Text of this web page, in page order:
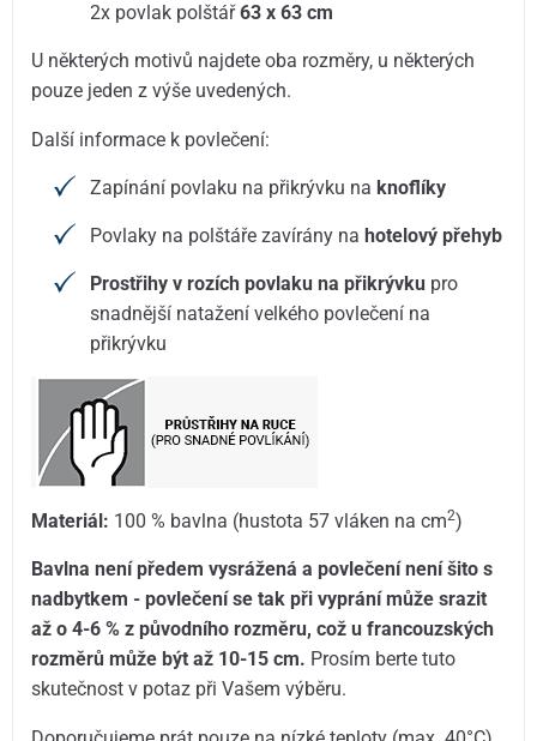
2x povlak polštář63 x 63 cm
U některých motivů najdete oba rozměry, u některých
pouze jeden z výše uvedených.
Další informace k povlečení:
Zapínání povlaku na přikrývku na knoflíky
Povlaky na polštáře zavírány nahotelový přehyb
Prostřihy v rozích povlaku na přikrývku pro
snadnější natažení velkého povlečení na
přikrývku
Materiál: 100 % bavlna (hustota 57 vláken na cm2)
Bavlna není předem vysrážená a povlečení není šito s
nadbytkem - povlečení se tak při vyprání může srazit
až o 4-6 % z původního rozměru, což u francouzských
rozměrů může být až 10-15 cm. Prosím berte tuto
skutečnost v potaz při Vašem výběru.